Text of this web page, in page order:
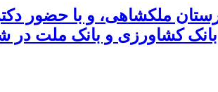
ملکشاهی، و با حضور
کشاورزی و بانک ملت